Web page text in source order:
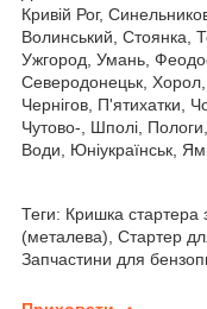
Кривій Рог,
Волинський, Стоянка,
Ужгород, Умань,
Северодонецьк,
Чернігов, П'ятихатки,
Чутово-, Шполі,
Води, Юніукраїнськ,
Теги: Кришка стартера
(металева), Стартер
Запчастини для